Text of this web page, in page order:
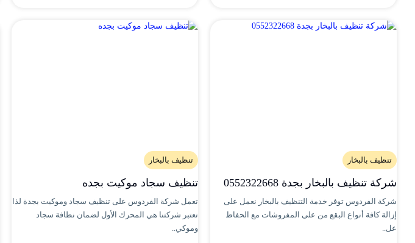
تنظيف بالبخار
شركة تنظيف بالبخار بجدة 0552322668
شركة الفردوس توفر خدمة التنظيف بالبخار نعمل على
إزالة كافة أنواع البقع من على المفروشات مع الحفاظ
عل..
تنظيف بالبخار
تنظيف سجاد موكيت بجده
تعمل شركة الفردوس على تنظيف سجاد وموكيت بجدة لذا
تعتبر شركتنا هي المحرك الأول لضمان نظافة سجاد
وموكي..